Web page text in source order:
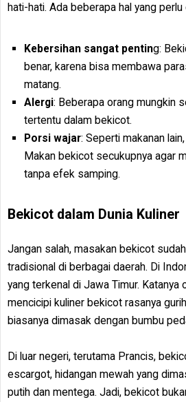
hati-hati. Ada beberapa hal yang perlu
Kebersihan sangat penting:
benar, karena bisa membawa
matang.
Alergi: Beberapa orang mungkin
tertentu dalam bekicot.
Porsi wajar: Seperti makanan
Makan bekicot secukupnya agar
tanpa efek samping.
Bekicot dalam Dunia Kuliner
Jangan salah, masakan bekicot
tradisional di berbagai daerah. Di
yang terkenal di Jawa Timur. Katanya
mencicipi kuliner bekicot rasanya
biasanya dimasak dengan bumbu
Di luar negeri, terutama Prancis,
escargot, hidangan mewah yang
putih dan mentega. Jadi, bekicot